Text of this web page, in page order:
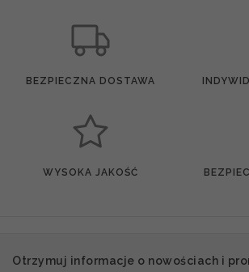
BEZPIECZNA DOSTAWA
WYSOKA JAKOŚĆ
Otrzymuj informacje o nowościach i